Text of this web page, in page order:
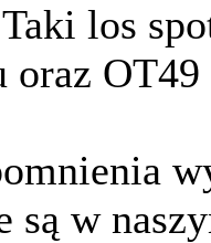
los
oraz
są w